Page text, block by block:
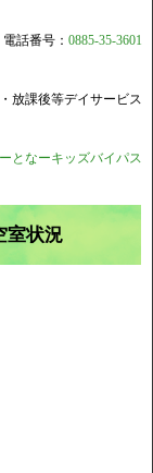
電話番号： 0885-35-3601
放課後等デイサービス
となーキッズバイパス
室状況